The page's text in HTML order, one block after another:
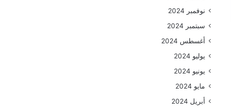
نوفمبر 2024
سبتمبر 2024
أغسطس 2024
يوليو 2024
يونيو 2024
مايو 2024
أبريل 2024